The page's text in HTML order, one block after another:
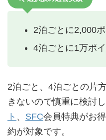
2泊ごとに2,000
4泊ごとに1万ポ
2泊ごと、4泊ごとの片
きないので慎重に検討し
ト 、 SFC会員特典がお
約が対象です。